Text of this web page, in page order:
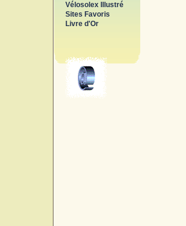
Vélosolex Illustré
Sites Favoris
Livre d'Or